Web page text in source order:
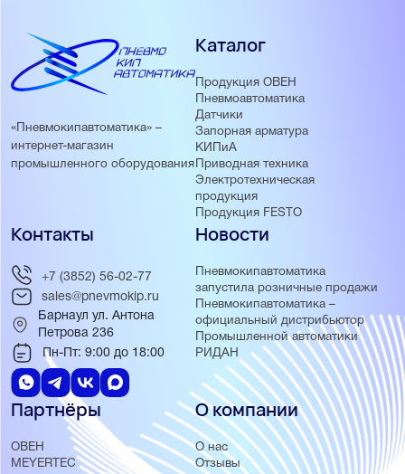
«Пневмокипавтоматика» –
интернет-магазин
промышленного оборудования
Каталог
Продукция ОВЕН
Пневмоавтоматика
Датчики
Запорная арматура
КИПиА
Приводная техника
Электротехническая
продукция
Продукция FESTO
Новости
Пневмокипавтоматика
запустила розничные продажи
Пневмокипавтоматика –
официальный дистрибьютор
Промышленной автоматики
РИДАН
Партнёры
ОВЕН
MEYERTEC
О компании
О нас
Отзывы
Контакты
+7 (3852) 56-02-77
sales@pnevmokip.ru
Барнаул ул. Антона
Петрова 236
Пн-Пт: 9:00 до 18:00